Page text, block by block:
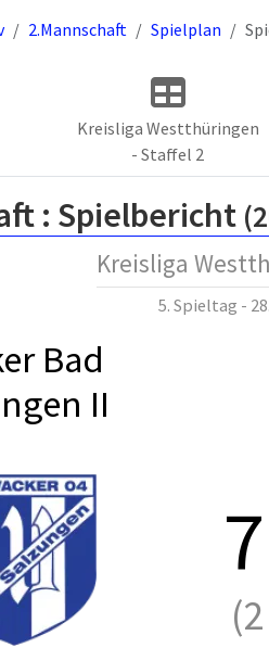
2.Mannschaft Spielplan
Kreisliga Westthüringen
- Staffel 2
: Spielbericht
Kreisliga
5. Spieltag -
Bad
II
7
(2